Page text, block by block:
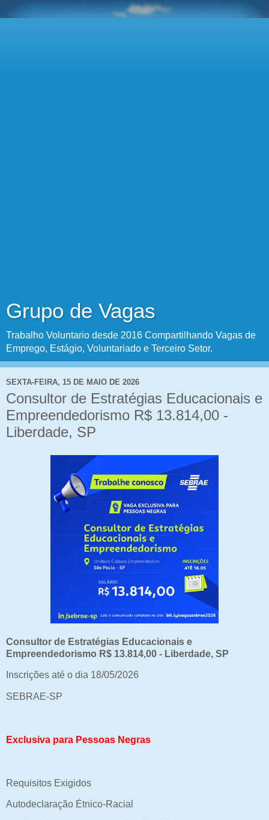
Grupo de Vagas
Trabalho Voluntario desde 2016 Compartilhando Vagas de
Emprego, Estágio, Voluntariado e Terceiro Setor.
SEXTA-FEIRA, 15 DE MAIO DE 2026
Consultor de Estratégias Educacionais e
Empreendedorismo R$ 13.814,00 -
Liberdade, SP
Consultor de Estratégias Educacionais e
Empreendedorismo R$ 13.814,00 - Liberdade, SP
Inscrições até o dia 18/05/2026
SEBRAE-SP
Exclusiva para Pessoas Negras
Requisitos Exigidos
Autodeclaração Étnico-Racial